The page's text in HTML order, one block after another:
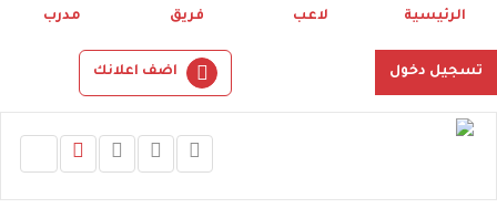
الرئيسية لاعب فريق مدرب
تسجيل دخول اضف اعلانك